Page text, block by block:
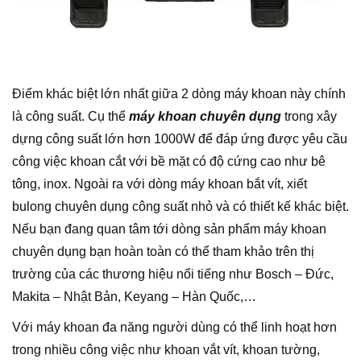
Điểm khác biệt lớn nhất giữa 2 dòng máy khoan này chính
là công suất. Cụ thể máy khoan chuyên dụng trong xây
dựng công suất lớn hơn 1000W để đáp ứng được yêu cầu
công việc khoan cắt với bề mặt có độ cứng cao như bê
tông, inox. Ngoài ra với dòng máy khoan bắt vít, xiết
bulong chuyên dụng công suất nhỏ và có thiết kế khác biệt.
Nếu bạn đang quan tâm tới dòng sản phẩm máy khoan
chuyên dụng bạn hoàn toàn có thể tham khảo trên thị
trường của các thương hiệu nổi tiếng như Bosch – Đức,
Makita – Nhật Bản, Keyang – Hàn Quốc,…
Với máy khoan đa năng người dùng có thể linh hoạt hơn
trong nhiều công việc như khoan vắt vít, khoan tường,